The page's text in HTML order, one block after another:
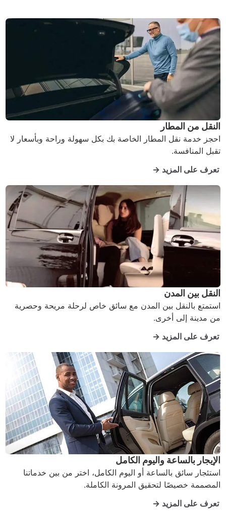
النقل من المطار
احجز خدمة نقل المطار الخاصة بك بكل سهولة وراحة وبأسعار لا
تقبل المنافسة.
تعرف على المزيد →
النقل بين المدن
استمتع بالنقل بين المدن مع سائق خاص لرحلة مريحة وحصرية
من مدينة إلى أخرى.
تعرف على المزيد →
الإيجار بالساعة واليوم الكامل
استئجار سائق بالساعة أو اليوم الكامل، اختر من بين خدماتنا
المصممة خصيصًا لتحقيق المرونة الكاملة.
تعرف على المزيد →